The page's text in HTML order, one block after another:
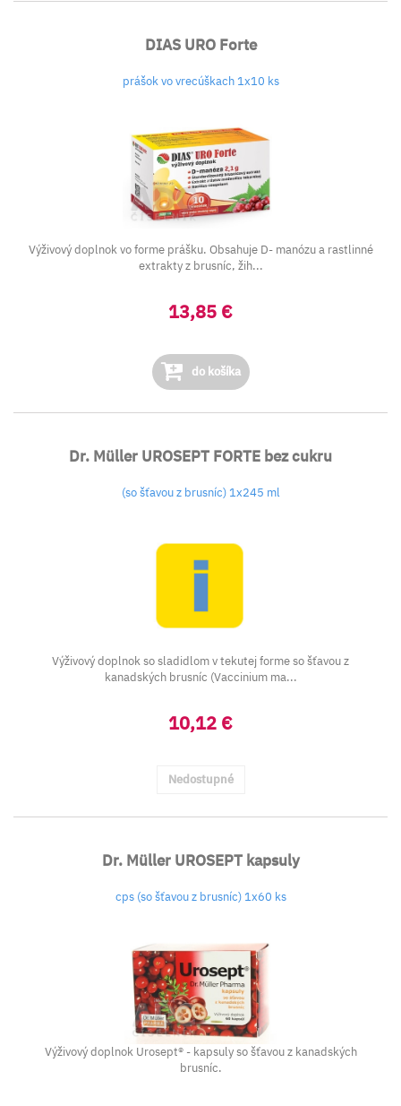
DIAS URO Forte
prášok vo vrecúškach 1x10 ks
Výživový doplnok vo forme prášku. Obsahuje D- manózu a rastlinné
extrakty z brusníc, žih...
13,85 €
do košíka
Dr. Müller UROSEPT FORTE bez cukru
(so šťavou z brusníc) 1x245 ml
Výživový doplnok so sladidlom v tekutej forme so šťavou z
kanadských brusníc (Vaccinium ma...
10,12 €
Nedostupné
Dr. Müller UROSEPT kapsuly
cps (so šťavou z brusníc) 1x60 ks
Výživový doplnok Urosept® - kapsuly so šťavou z kanadských
brusníc.